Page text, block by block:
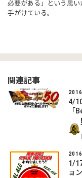
必要がある」という思
手がけている。
関連記事
4/
「
1/
ョ